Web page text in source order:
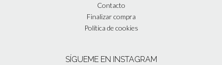
Contacto
Finalizar compra
Política de cookies
SÍGUEME EN INSTAGRAM